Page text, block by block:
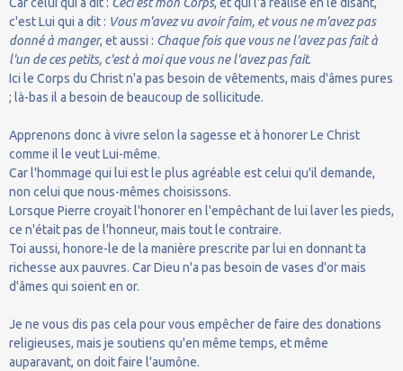
c'est Lui qui a dit : Vous m'avez vu avoir faim, et vous ne m'avez pas
donné à manger, et aussi : Chaque fois que vous ne l'avez pas fait à
l'un de ces petits, c'est à moi que vous ne l'avez pas fait.
Ici le Corps du Christ n'a pas besoin de vêtements, mais d'âmes pures
; là-bas il a besoin de beaucoup de sollicitude.
Apprenons donc à vivre selon la sagesse et à honorer Le Christ
comme il le veut Lui-même.
Car l'hommage qui lui est le plus agréable est celui qu'il demande,
non celui que nous-mêmes choisissons.
Lorsque Pierre croyait l'honorer en l'empêchant de lui laver les pieds,
ce n'était pas de l'honneur, mais tout le contraire.
Toi aussi, honore-le de la manière prescrite par lui en donnant ta
richesse aux pauvres. Car Dieu n'a pas besoin de vases d'or mais
d'âmes qui soient en or.
Je ne vous dis pas cela pour vous empêcher de faire des donations
religieuses, mais je soutiens qu'en même temps, et même
auparavant, on doit faire l'aumône.